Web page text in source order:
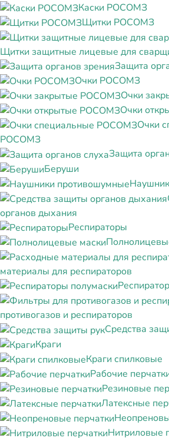
Каски РОСОМЗ
Щитки РОСОМЗ
Щитки защитные лицевые для
Защита
Очки РОСОМЗ
Очки
Очки
Очки
РОСОМЗ
Защита
Беруши
органов дыхания
Респираторы
материалы для респираторов
противогазов и респираторов
Средства
Краги
Краги спилковые
Рабочие
Резиновые
Латексные
Нитриловые